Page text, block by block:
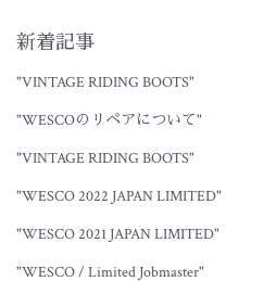
く継続してオーダー可能とのことです。
わりました。ナチュラルよりも濃く、
ります。"Western Toe & Lower Heel"ウ
スタム幅が広がる嬉しい仕様です。ま
利用お待ち致しております。BLACK
新着記事
"VINTAGE RIDING BOOTS"
"WESCOのリペアについて"
"VINTAGE RIDING BOOTS"
"WESCO 2022 JAPAN LIMITED"
"WESCO 2021 JAPAN LIMITED"
"WESCO / Limited Jobmaster"